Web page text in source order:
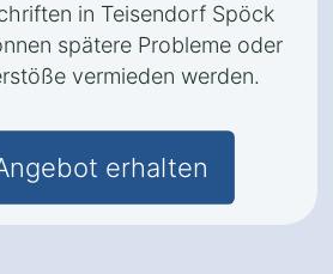
in Teisendorf Spöck
spätere Probleme oder
vermieden werden.
erhalten